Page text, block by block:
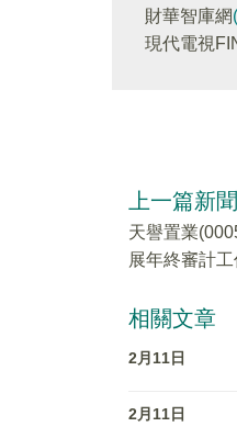
財華智庫網
現代電視
上一篇新聞
天譽置業
展年終審計
相關文章
2月11日
2月11日